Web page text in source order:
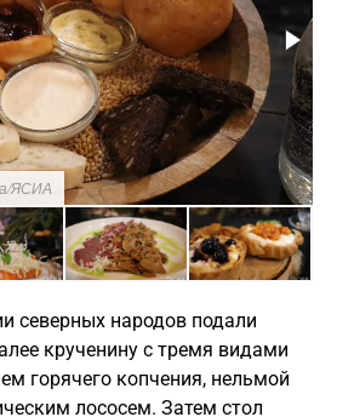
ЯСИА
северных народов подали
крученину с тремя видами
горячего копчения, нельмой
лососем. Затем стол